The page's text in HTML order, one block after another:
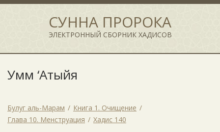
СУННА ПРОРОКА
ЭЛЕКТРОННЫЙ СБОРНИК ХАДИСОВ
Умм ‘Атыйя
Булуг аль-Марам
Книга 1. Очищение
Глава 10. Менструация
Хадис 140